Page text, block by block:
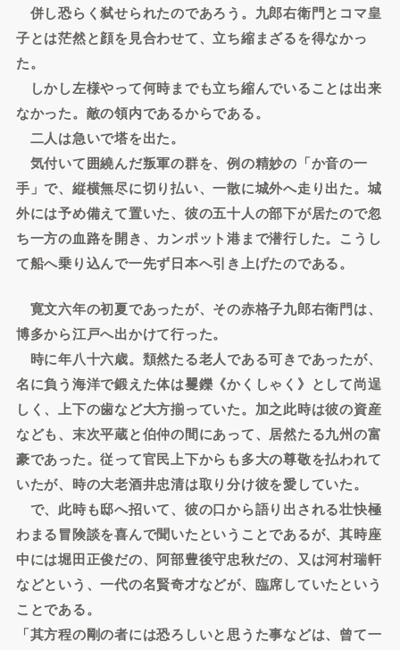
併し恐らく弑せられたのであろう。九郎右衛門とコマ皇
子とは茫然と顔を見合わせて、立ち縮まざるを得なかっ
た。
しかし左様やって何時までも立ち縮んでいることは出来
なかった。敵の領内であるからである。
二人は急いで塔を出た。
気付いて囲繞んだ叛軍の群を、例の精妙の「か音の一
手」で、縦横無尽に切り払い、一散に城外へ走り出た。城
外には予め備えて置いた、彼の五十人の部下が居たので忽
ち一方の血路を開き、カンポット港まで潜行した。こうし
て船へ乗り込んで一先ず日本へ引き上げたのである。
寛文六年の初夏であったが、その赤格子九郎右衛門は、
博多から江戸へ出かけて行った。
時に年八十六歳。頽然たる老人である可きであったが、
名に負う海洋で鍛えた体は矍鑠《かくしゃく》として尚逞
しく、上下の歯など大方揃っていた。加之此時は彼の資産
なども、末次平蔵と伯仲の間にあって、居然たる九州の富
豪であった。従って官民上下からも多大の尊敬を払われて
いたが、時の大老酒井忠清は取り分け彼を愛していた。
で、此時も邸へ招いて、彼の口から語り出される壮快極
わまる冒険談を喜んで聞いたということであるが、其時座
中には堀田正俊だの、阿部豊後守忠秋だの、又は河村瑞軒
などという、一代の名賢奇才などが、臨席していたという
ことである。
「其方程の剛の者には恐ろしいと思うた事などは、曾て一